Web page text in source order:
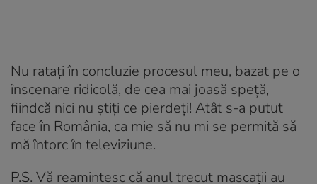
Nu ratați în concluzie procesul meu, bazat pe o
înscenare ridicolă, de cea mai joasă speță,
fiindcă nici nu știți ce pierdeți! Atât s-a putut
face în România, ca mie să nu mi se permită să
mă întorc în televiziune.
P.S. Vă reamintesc că anul trecut mascații au